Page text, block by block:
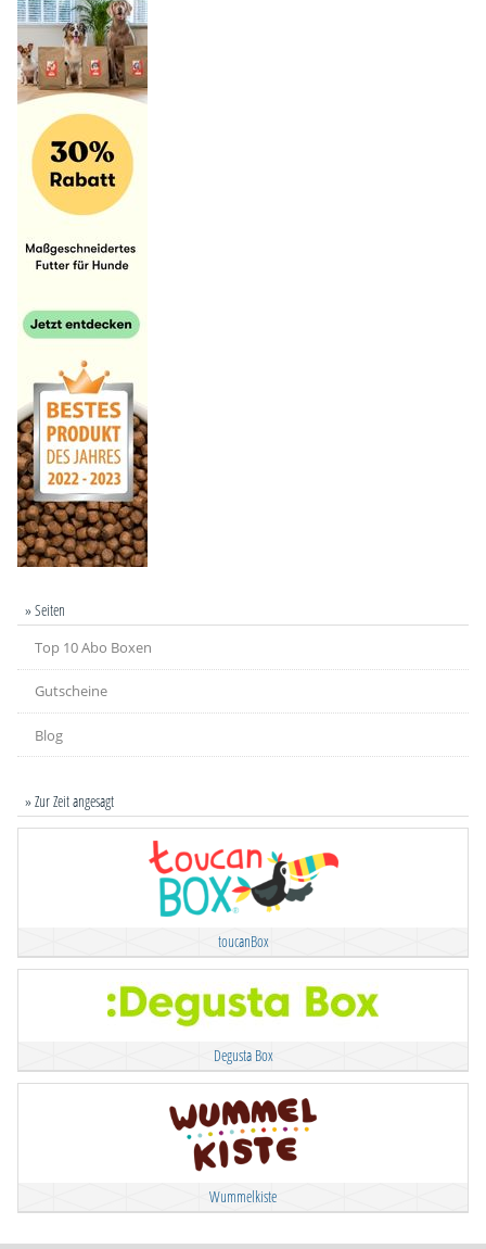
» Seiten
Top 10 Abo Boxen
Gutscheine
Blog
» Zur Zeit angesagt
toucanBox
Degusta Box
Wummelkiste